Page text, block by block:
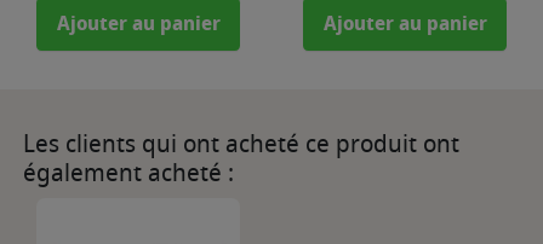
Ajouter au panier Ajouter au panier
Les clients qui ont acheté ce produit ont
également acheté :